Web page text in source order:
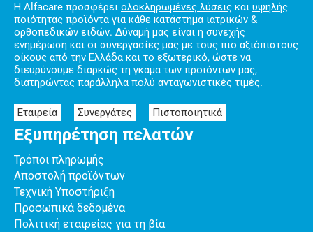
Η Alfacare προσφέρει ολοκληρωμένες λύσεις και υψηλής
ποιότητας προϊόντα για κάθε κατάστημα ιατρικών &
ορθοπεδικών ειδών. Δύναμή μας είναι η συνεχής
ενημέρωση και οι συνεργασίες μας με τους πιο αξιόπιστους
οίκους από την Ελλάδα και το εξωτερικό, ώστε να
διευρύνουμε διαρκώς τη γκάμα των προϊόντων μας,
διατηρώντας παράλληλα πολύ ανταγωνιστικές τιμές.
Εταιρεία Συνεργάτες Πιστοποιητικά
Εξυπηρέτηση πελατών
Τρόποι πληρωμής
Αποστολή προϊόντων
Τεχνική Υποστήριξη
Προσωπικά δεδομένα
Πολιτική εταιρείας για τη βία